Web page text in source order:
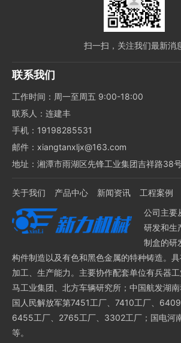
扫一扫，关注我们最新消
联系我们
工作时间：周一至周五 9:00-18:00
联系人：连建丰
手机：19198285531
邮件：xiangtanxljx@163.com
地址：湘潭市雨湖区先锋工业集团吉祥路38
关于我们 产品中心 新闻资讯
工程案例
公司主要
研发和生
制盒的研
构件制造以及有色和黑色金属的特种铸造。具
加工、生产能力。主要协作配套单位有兵器
马工业集团、北方车辆研究所；中国航发湖
国人民解放军第7451工厂、7410工厂、6409
6455工厂、2765工厂、3302工厂；国电河
等。